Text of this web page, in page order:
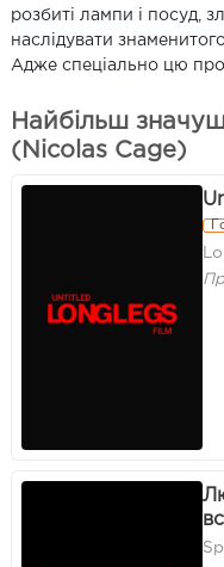
розбиті лампи і посуд,
наслідувати
Адже спеціально цю
Найбільш
(Nicolas Cage)